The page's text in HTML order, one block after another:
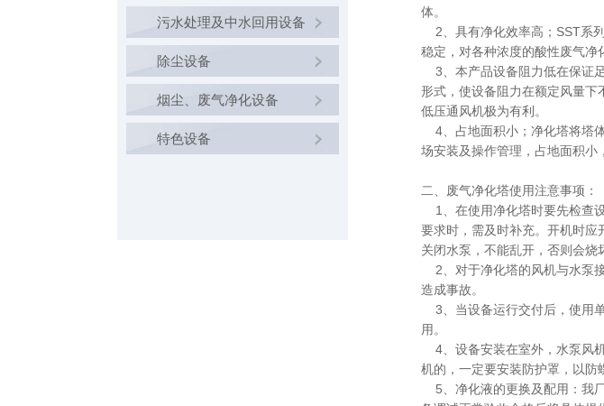
污水处理及中水回用设备
除尘设备
烟尘、废气净化设备
特色设备
体。
2、具有净化效率高；SST系
稳定，对各种浓度的酸性废气净
3、本产品设备阻力低在保证
形式，使设备阻力在额定风量下
低压通风机极为有利。
4、占地面积小；净化塔将塔
场安装及操作管理，占地面积小
二、废气净化塔使用注意事项：
1、在使用净化塔时要先检查
要求时，需及时补充。开机时
关闭水泵，不能乱开，否则会烧
2、对于净化塔的风机与水泵
造成事故。
3、当设备运行交付后，使用
用。
4、设备安装在室外，水泵风
机的，一定要安装防护罩，以防
5、净化液的更换及配用：我